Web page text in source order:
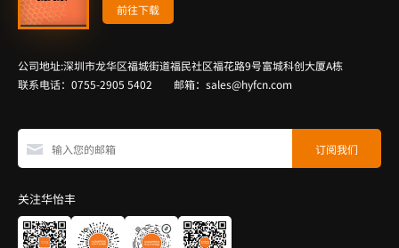
前往下载
公司地址:深圳市龙华区福城街道福民社区福花路9号富城科创大厦A栋
联系电话：0755-2905 5402 邮箱：sales@hyfcn.com
关注华怡丰